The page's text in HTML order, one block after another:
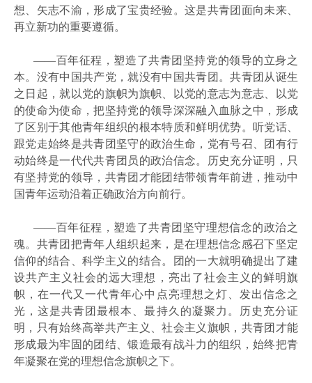
想、矢志不渝，形成了宝贵经验。这是共青团面向未来、
再立新功的重要遵循。
——百年征程，塑造了共青团坚持党的领导的立身之
本。没有中国共产党，就没有中国共青团。共青团从诞生
之日起，就以党的旗帜为旗帜、以党的意志为意志、以党
的使命为使命，把坚持党的领导深深融入血脉之中，形成
了区别于其他青年组织的根本特质和鲜明优势。听党话、
跟党走始终是共青团坚守的政治生命，党有号召、团有行
动始终是一代代共青团员的政治信念。历史充分证明，只
有坚持党的领导，共青团才能团结带领青年前进，推动中
国青年运动沿着正确政治方向前行。
——百年征程，塑造了共青团坚守理想信念的政治之
魂。共青团把青年人组织起来，是在理想信念感召下坚定
信仰的结合、科学主义的结合。团的一大就明确提出了建
设共产主义社会的远大理想，亮出了社会主义的鲜明旗
帜，在一代又一代青年心中点亮理想之灯、发出信念之
光，这是共青团最根本、最持久的凝聚力。历史充分证
明，只有始终高举共产主义、社会主义旗帜，共青团才能
形成最为牢固的团结、锻造最有战斗力的组织，始终把青
年凝聚在党的理想信念旗帜之下。